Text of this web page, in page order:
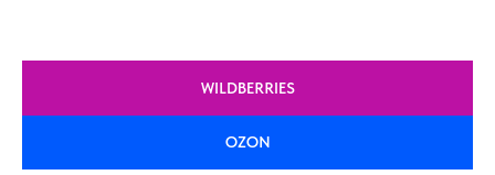
WILDBERRIES
OZON